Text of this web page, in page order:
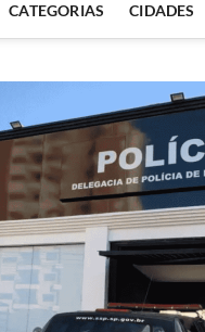
CATEGORIAS CIDADES